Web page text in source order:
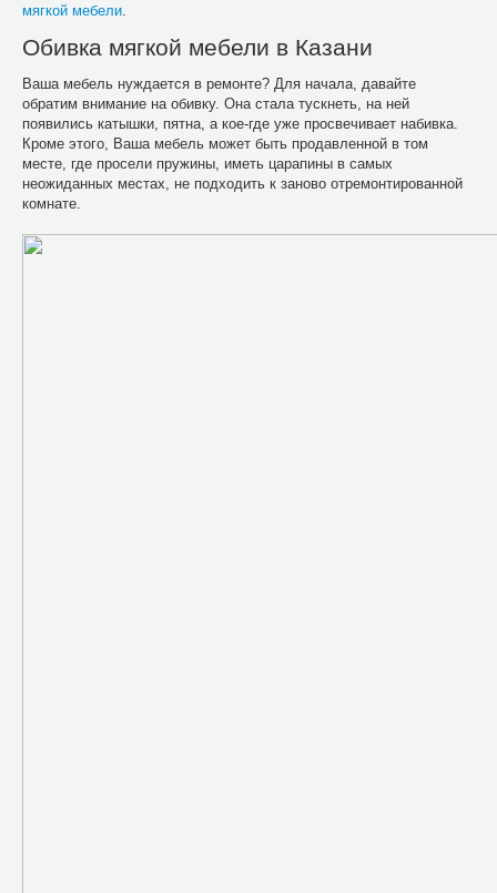
мягкой мебели.
Обивка мягкой мебели в Казани
Ваша мебель нуждается в ремонте? Для начала, давайте
обратим внимание на обивку. Она стала тускнеть, на ней
появились катышки, пятна, а кое-где уже просвечивает набивка.
Кроме этого, Ваша мебель может быть продавленной в том
месте, где просели пружины, иметь царапины в самых
неожиданных местах, не подходить к заново отремонтированной
комнате.